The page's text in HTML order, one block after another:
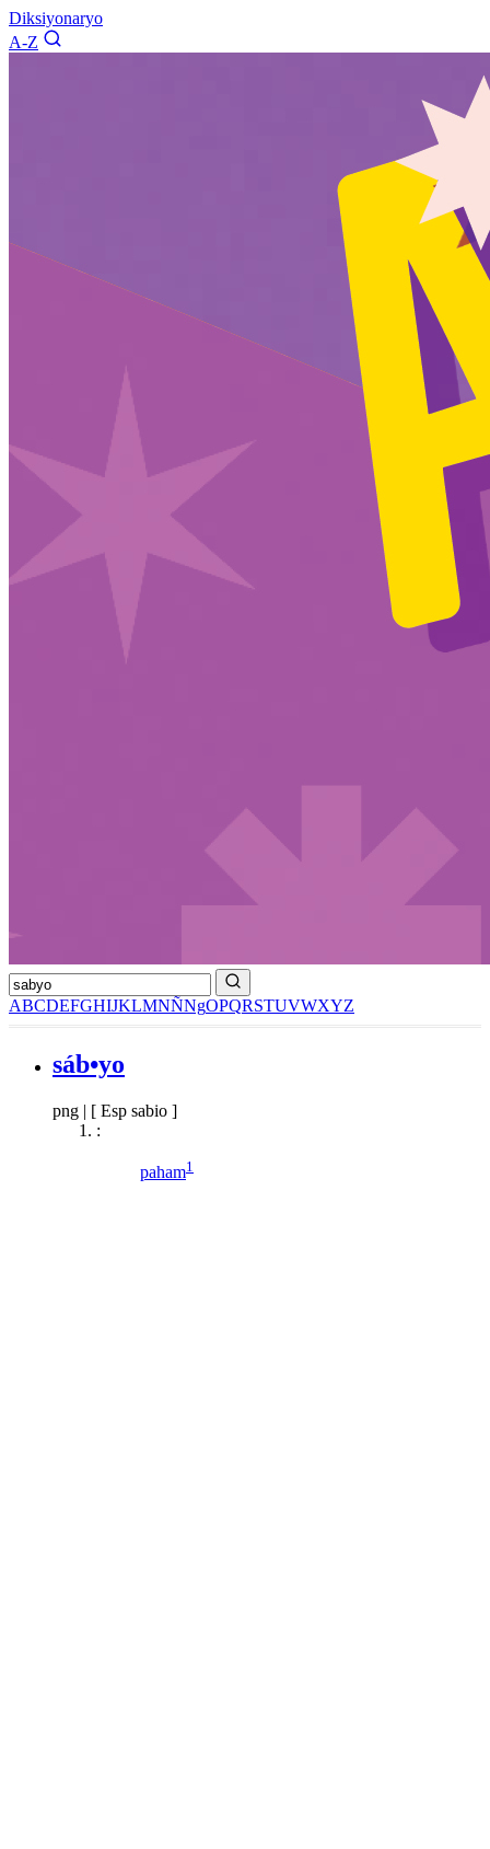
Diksiyonaryo
A-Z
ABCDEFGHIJKLMNÑNgOPQRSTUVWXYZ
sáb•yo
png | [ Esp sabio ]
:
paham1